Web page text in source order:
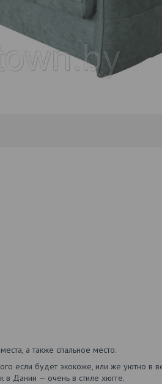
а также спальное место.
если будет экокоже, или же уютно в
Дании — очень в стиле хюгге.